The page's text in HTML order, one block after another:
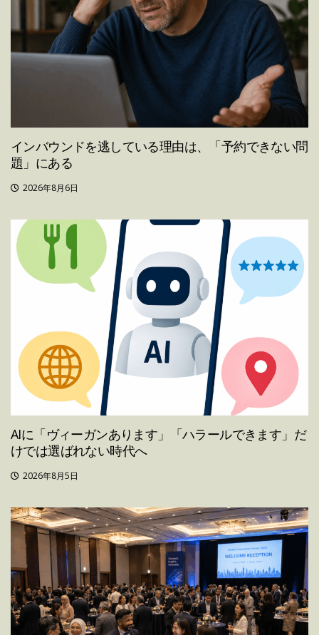
インバウンドを逃している理由は、「予約できない問
題」にある
2026年8月6日
AIに「ヴィーガンあります」「ハラールできます」だ
けでは選ばれない時代へ
2026年8月5日